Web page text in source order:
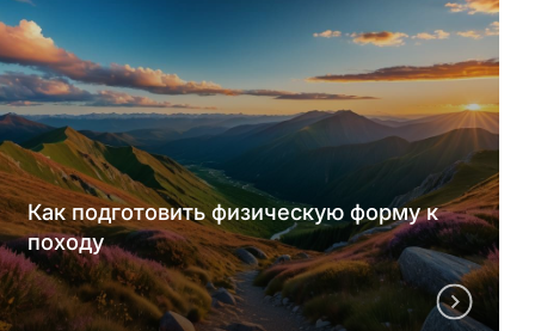
Как подготовить физическую форму к
походу